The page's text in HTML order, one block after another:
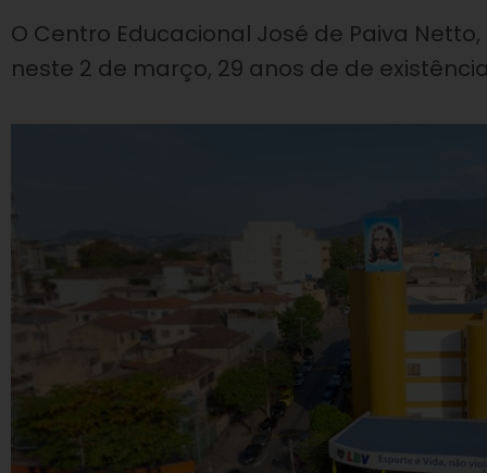
O Centro Educacional José de Paiva Netto,
neste 2 de março, 29 anos de de